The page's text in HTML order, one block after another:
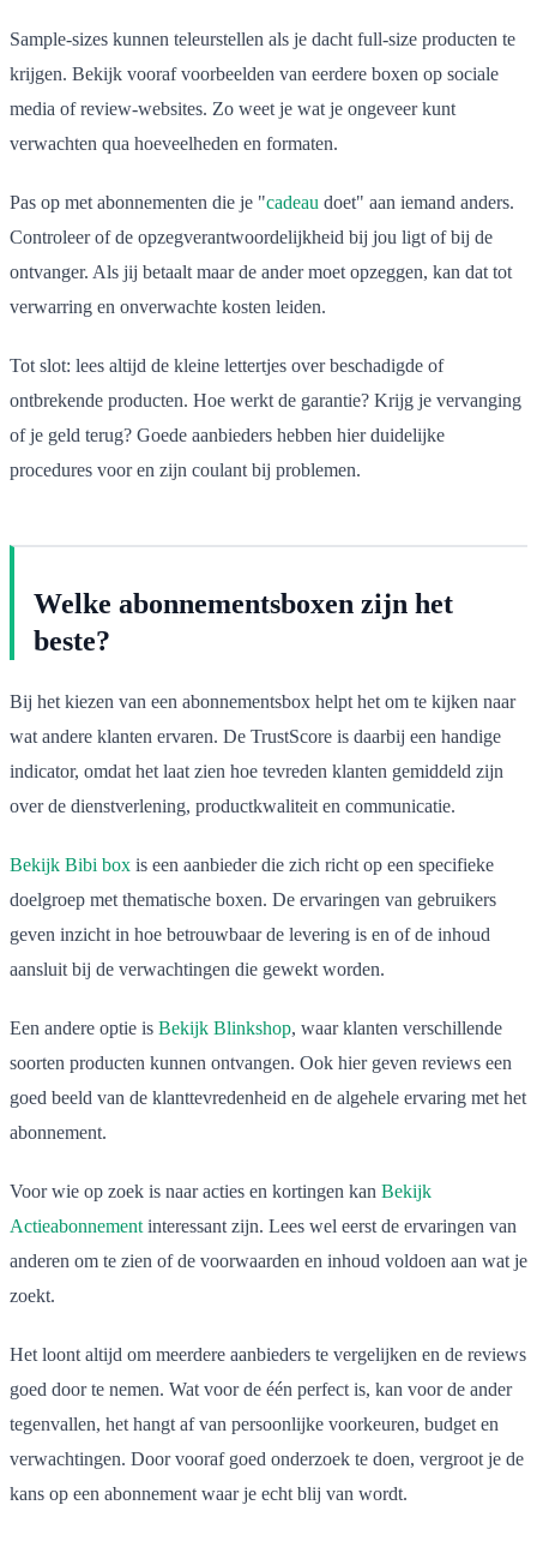
Sample-sizes kunnen teleurstellen als je dacht full-size producten te
krijgen. Bekijk vooraf voorbeelden van eerdere boxen op sociale
media of review-websites. Zo weet je wat je ongeveer kunt
verwachten qua hoeveelheden en formaten.
Pas op met abonnementen die je "cadeau doet" aan iemand anders.
Controleer of de opzegverantwoordelijkheid bij jou ligt of bij de
ontvanger. Als jij betaalt maar de ander moet opzeggen, kan dat tot
verwarring en onverwachte kosten leiden.
Tot slot: lees altijd de kleine lettertjes over beschadigde of
ontbrekende producten. Hoe werkt de garantie? Krijg je vervanging
of je geld terug? Goede aanbieders hebben hier duidelijke
procedures voor en zijn coulant bij problemen.
Welke abonnementsboxen zijn het
beste?
Bij het kiezen van een abonnementsbox helpt het om te kijken naar
wat andere klanten ervaren. De TrustScore is daarbij een handige
indicator, omdat het laat zien hoe tevreden klanten gemiddeld zijn
over de dienstverlening, productkwaliteit en communicatie.
Bekijk Bibi box is een aanbieder die zich richt op een specifieke
doelgroep met thematische boxen. De ervaringen van gebruikers
geven inzicht in hoe betrouwbaar de levering is en of de inhoud
aansluit bij de verwachtingen die gewekt worden.
Een andere optie is Bekijk Blinkshop, waar klanten verschillende
soorten producten kunnen ontvangen. Ook hier geven reviews een
goed beeld van de klanttevredenheid en de algehele ervaring met het
abonnement.
Voor wie op zoek is naar acties en kortingen kan Bekijk
Actieabonnement interessant zijn. Lees wel eerst de ervaringen van
anderen om te zien of de voorwaarden en inhoud voldoen aan wat je
zoekt.
Het loont altijd om meerdere aanbieders te vergelijken en de reviews
goed door te nemen. Wat voor de één perfect is, kan voor de ander
tegenvallen, het hangt af van persoonlijke voorkeuren, budget en
verwachtingen. Door vooraf goed onderzoek te doen, vergroot je de
kans op een abonnement waar je echt blij van wordt.